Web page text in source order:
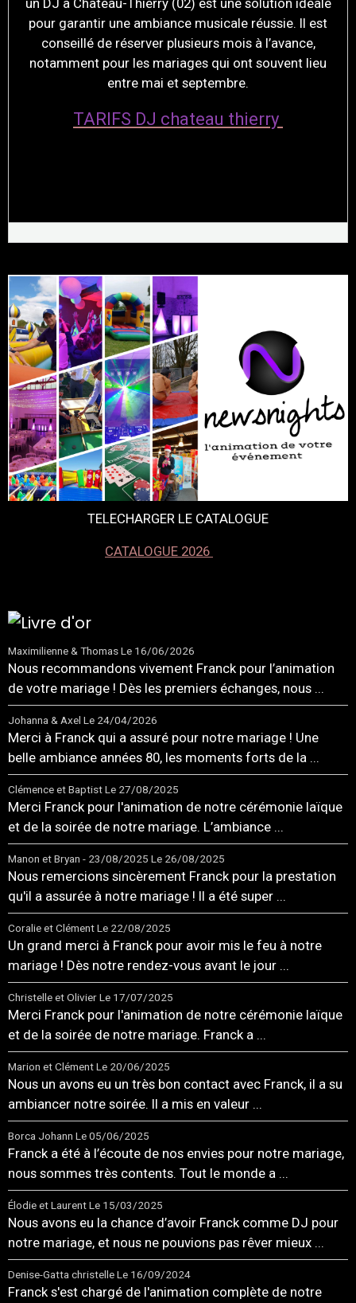
un DJ à Château-Thierry (02) est une solution idéale
pour garantir une ambiance musicale réussie. Il est
conseillé de réserver plusieurs mois à l’avance,
notamment pour les mariages qui ont souvent lieu
entre mai et septembre.
TARIFS DJ chateau thierry
TELECHARGER LE CATALOGUE
CATALOGUE 2026
Maximilienne & ThomasLe 16/06/2026
Nous recommandons vivement Franck pour l’animation
de votre mariage ! Dès les premiers échanges, nous ...
Johanna & Axel Le 24/04/2026
Merci à Franck qui a assuré pour notre mariage ! Une
belle ambiance années 80, les moments forts de la ...
Clémence et BaptistLe 27/08/2025
Merci Franck pour l'animation de notre cérémonie laïque
et de la soirée de notre mariage. L’ambiance ...
Manon et Bryan - 23/08/2025 Le 26/08/2025
Nous remercions sincèrement Franck pour la prestation
qu'il a assurée à notre mariage ! Il a été super ...
Coralie et ClémentLe 22/08/2025
Un grand merci à Franck pour avoir mis le feu à notre
mariage ! Dès notre rendez-vous avant le jour ...
Christelle et OlivierLe 17/07/2025
Merci Franck pour l'animation de notre cérémonie laïque
et de la soirée de notre mariage. Franck a ...
Marion et ClémentLe 20/06/2025
Nous un avons eu un très bon contact avec Franck, il a su
ambiancer notre soirée. Il a mis en valeur ...
Borca Johann Le 05/06/2025
Franck a été à l’écoute de nos envies pour notre mariage,
nous sommes très contents. Tout le monde a ...
Élodie et LaurentLe 15/03/2025
Nous avons eu la chance d’avoir Franck comme DJ pour
notre mariage, et nous ne pouvions pas rêver mieux ...
Denise-Gatta christelleLe 16/09/2024
Franck s'est chargé de l'animation complète de notre